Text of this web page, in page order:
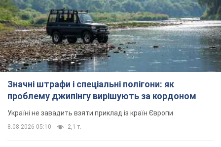
Значні штрафи і спеціальні полігони: як
проблему джипінгу вирішують за кордоном
Україні не завадить взяти приклад із країн Європи
8.08.2026 05:10 2,1 т.